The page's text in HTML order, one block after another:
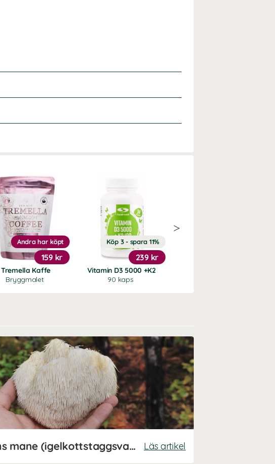
Tremella Kaffe
Bryggmalet
Andra har köpt
159 kr
Vitamin D3 5000 +K2
90 kaps
Köp 3 - spara 11%
239 kr
Allt om lions mane (igelkottstaggsvamp) Läs artikel